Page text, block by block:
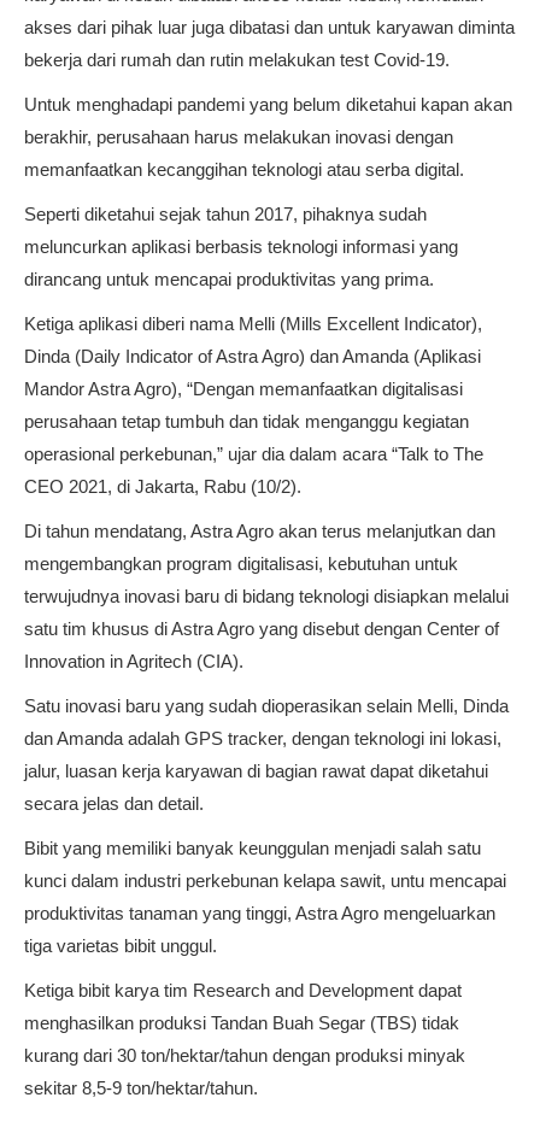
akses dari pihak luar juga dibatasi dan untuk karyawan diminta
bekerja dari rumah dan rutin melakukan test Covid-19.
Untuk menghadapi pandemi yang belum diketahui kapan akan
berakhir, perusahaan harus melakukan inovasi dengan
memanfaatkan kecanggihan teknologi atau serba digital.
Seperti diketahui sejak tahun 2017, pihaknya sudah
meluncurkan aplikasi berbasis teknologi informasi yang
dirancang untuk mencapai produktivitas yang prima.
Ketiga aplikasi diberi nama Melli (Mills Excellent Indicator),
Dinda (Daily Indicator of Astra Agro) dan Amanda (Aplikasi
Mandor Astra Agro), “Dengan memanfaatkan digitalisasi
perusahaan tetap tumbuh dan tidak menganggu kegiatan
operasional perkebunan,” ujar dia dalam acara “Talk to The
CEO 2021, di Jakarta, Rabu (10/2).
Di tahun mendatang, Astra Agro akan terus melanjutkan dan
mengembangkan program digitalisasi, kebutuhan untuk
terwujudnya inovasi baru di bidang teknologi disiapkan melalui
satu tim khusus di Astra Agro yang disebut dengan Center of
Innovation in Agritech (CIA).
Satu inovasi baru yang sudah dioperasikan selain Melli, Dinda
dan Amanda adalah GPS tracker, dengan teknologi ini lokasi,
jalur, luasan kerja karyawan di bagian rawat dapat diketahui
secara jelas dan detail.
Bibit yang memiliki banyak keunggulan menjadi salah satu
kunci dalam industri perkebunan kelapa sawit, untu mencapai
produktivitas tanaman yang tinggi, Astra Agro mengeluarkan
tiga varietas bibit unggul.
Ketiga bibit karya tim Research and Development dapat
menghasilkan produksi Tandan Buah Segar (TBS) tidak
kurang dari 30 ton/hektar/tahun dengan produksi minyak
sekitar 8,5-9 ton/hektar/tahun.